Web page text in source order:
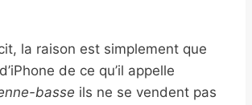
la raison est simplement que
de ce qu’il appelle
basse ils ne se vendent pas